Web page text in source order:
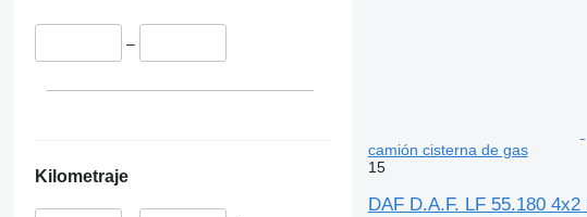
–
Kilometraje
camión cisterna de gas
15
DAF D.A.F. LF 55.180